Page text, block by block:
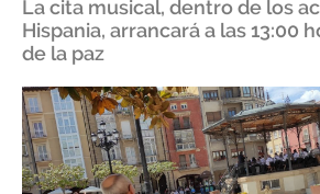
La cita musical, dentro de los
Hispania, arrancará a las 13:00
de la paz